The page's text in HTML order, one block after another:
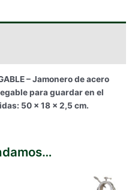
– Jamonero de acero
para guardar en el
50 x 18 x 2,5 cm.